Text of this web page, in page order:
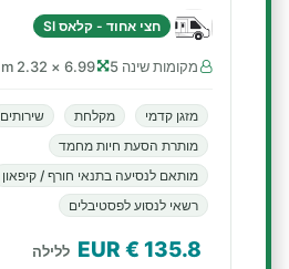
חצי אחוד - קלאס SI
מקומות שינה 5 6.99 × 2.32 m
מזגן קדמי מקלחת
שירותים
מותרת הסעת חיות מחמד
מותאם לנסיעה בתנאי חורף / קיפאון
רשאי לנסוע לפסטיבלים
135.8
€ EUR ללילה